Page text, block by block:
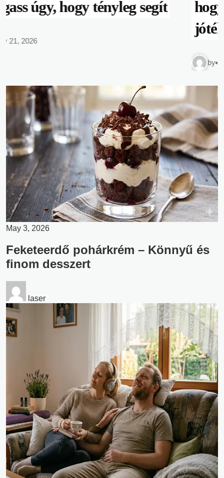
hogyan tanítsuk a
May 3, 2026
Feketeerdő pohárkrém – Könnyű és
finom desszert
laser